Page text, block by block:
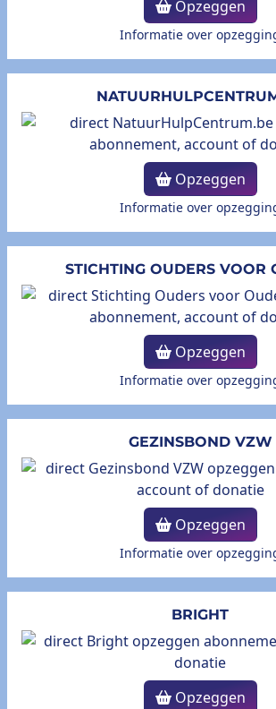
Opzeggen
Informatie over
Opzeggen
Informatie over
STICHTING OUDERS VOOR
Opzeggen
Informatie over
GEZINSBOND VZW
Opzeggen
Informatie over
BRIGHT
Opzeggen